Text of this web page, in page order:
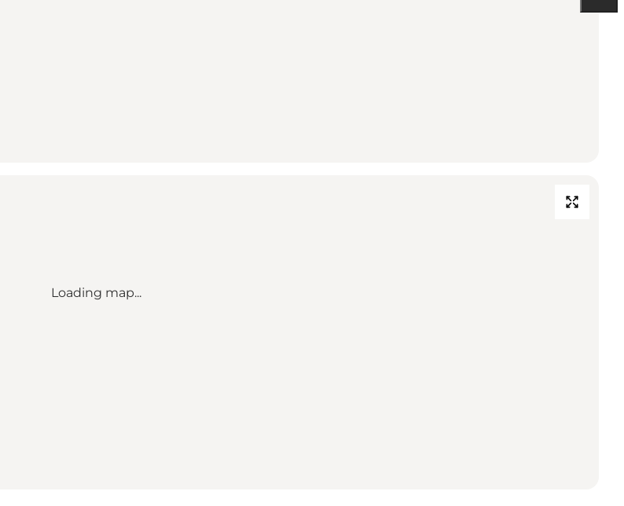
Loading map...